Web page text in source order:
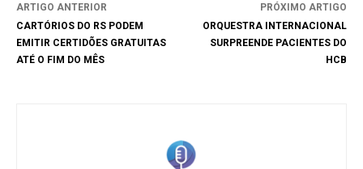
ARTIGO ANTERIOR
CARTÓRIOS DO RS PODEM
EMITIR CERTIDÕES GRATUITAS
ATÉ O FIM DO MÊS
PRÓXIMO ARTIGO
ORQUESTRA INTERNACIONAL
SURPREENDE PACIENTES DO
HCB